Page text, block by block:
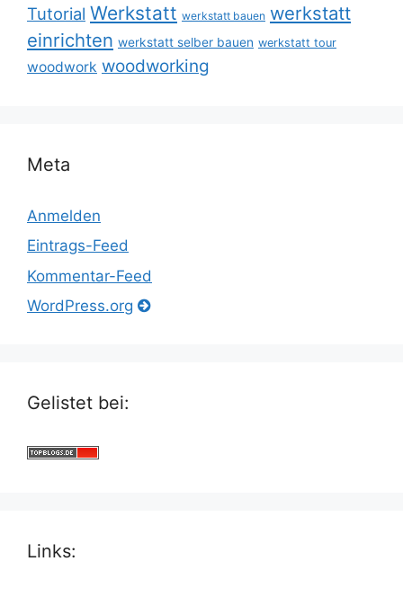
Tutorial Werkstatt werkstatt bauen werkstatt
einrichten werkstatt selber bauen werkstatt tour
woodwork woodworking
Meta
Anmelden
Eintrags-Feed
Kommentar-Feed
WordPress.org
Gelistet bei:
Links: